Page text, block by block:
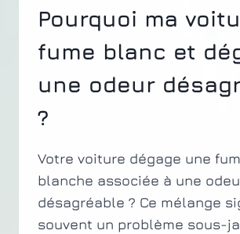
Pourquoi ma
fume blanc et
une odeur
?
Votre voiture dégage une
blanche associée à une
désagréable ? Ce mélange
souvent un problème sous-